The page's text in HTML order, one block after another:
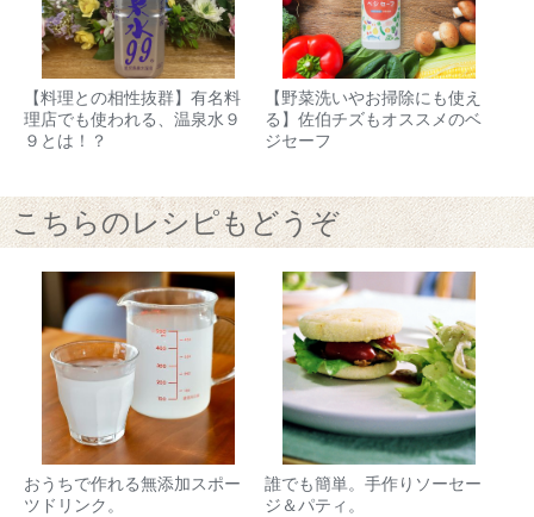
【料理との相性抜群】有名料
理店でも使われる、温泉水９
９とは！？
【野菜洗いやお掃除にも使え
る】佐伯チズもオススメのベ
ジセーフ
こちらのレシピもどうぞ
おうちで作れる無添加スポー
ツドリンク。
誰でも簡単。手作りソーセー
ジ＆パティ。